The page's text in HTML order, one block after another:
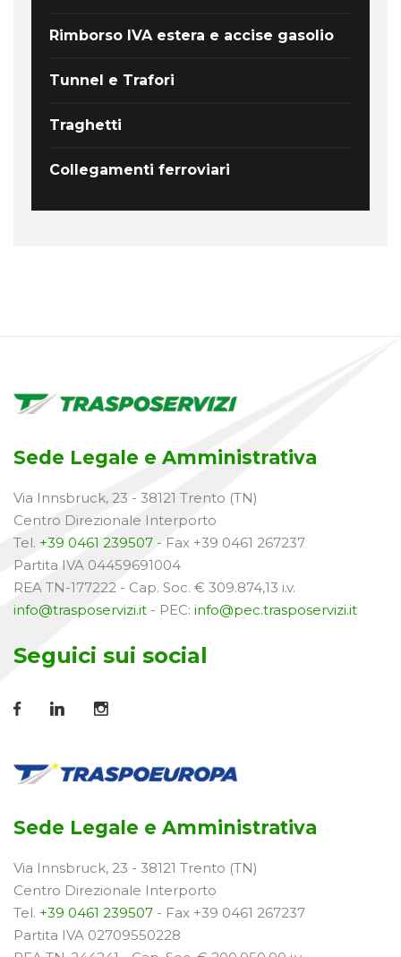
Rimborso IVA estera e accise gasolio
Tunnel e Trafori
Traghetti
Collegamenti ferroviari
Sede Legale e Amministrativa
Via Innsbruck, 23 - 38121 Trento (TN)
Centro Direzionale Interporto
Tel. +39 0461 239507 - Fax +39 0461 267237
Partita IVA 04459691004
REA TN-177222 - Cap. Soc. € 309.874,13 i.v.
info@trasposervizi.it - PEC: info@pec.trasposervizi.it
Seguici sui social
Sede Legale e Amministrativa
Via Innsbruck, 23 - 38121 Trento (TN)
Centro Direzionale Interporto
Tel. +39 0461 239507 - Fax +39 0461 267237
Partita IVA 02709550228